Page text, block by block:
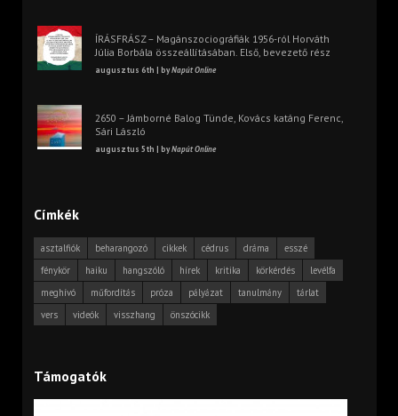
ÍRÁSFRÁSZ – Magánszociográfiák 1956-ról Horváth
Júlia Borbála összeállításában. Első, bevezető rész
augusztus 6th | byNapút Online
2650 – Jámborné Balog Tünde, Kovács katáng Ferenc,
Sári László
augusztus 5th | byNapút Online
Címkék
asztalfiók beharangozó cikkek cédrus dráma
esszé
fénykör
haiku hangszóló hírek kritika körkérdés
levélfa
meghívó
műfordítás próza pályázat tanulmány
tárlat
vers
videók visszhang önszócikk
Támogatók